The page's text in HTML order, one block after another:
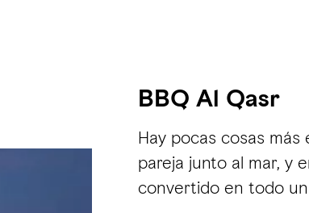
BBQ Al Qasr
Hay pocas cosas
pareja junto al mar, y
convertido en todo